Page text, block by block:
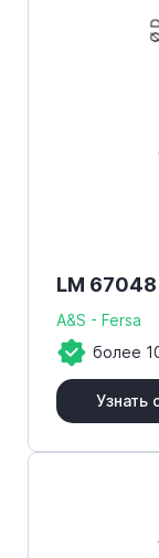
LM 67048
A&S - Fersa
более
Узнать